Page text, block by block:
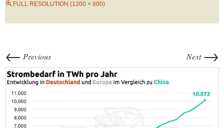
FULL RESOLUTION (1200 × 800)
← Previous Next →